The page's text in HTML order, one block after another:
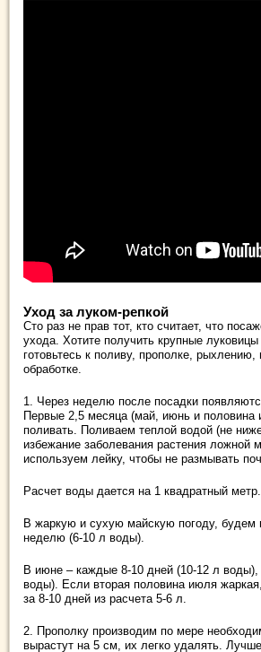
Уход за луком-репкой
Сто раз не прав тот, кто считает, что
ухода. Хотите получить крупные
готовьтесь к поливу, прополке, рыхлению,
обработке.
1. Через неделю после посадки
Первые 2,5 месяца (май, июнь и половина
поливать. Поливаем теплой водой (не
избежание заболевания растения ложной
используем лейку, чтобы не размывать
Расчет воды дается на 1 квадратный метр.
В жаркую и сухую майскую погоду, будем
неделю (6-10 л воды).
В июне – каждые 8-10 дней (10-12 л
воды). Если вторая половина июля
за 8-10 дней из расчета 5-6 л.
2. Прополку производим по мере
вырастут на 5 см, их легко удалять.